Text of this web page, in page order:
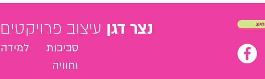
סביבות
וחוויה
נצר דגן עיצוב חיוג